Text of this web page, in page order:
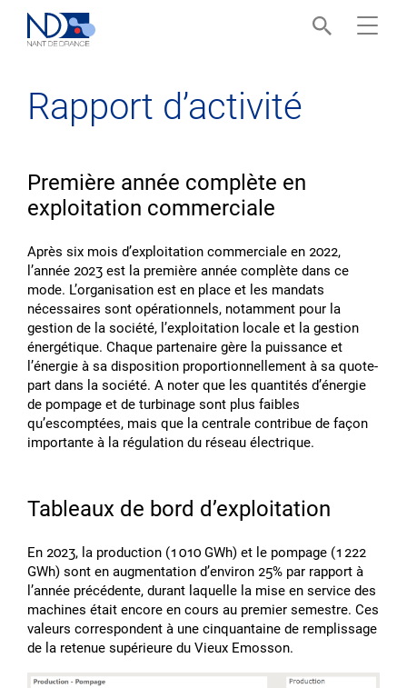
Menu
Rapport dʼactivité
Première année complète en
exploitation commerciale
Après six mois dʼexploitation commerciale en 2022,
lʼannée 2023 est la première année complète dans ce
mode. Lʼorganisation est en place et les mandats
nécessaires sont opérationnels, notamment pour la
gestion de la société, lʼexploitation locale et la gestion
énergétique. Chaque partenaire gère la puissance et
lʼénergie à sa disposition proportionnellement à sa quote-
part dans la société. A noter que les quantités dʼénergie
de pompage et de turbinage sont plus faibles
quʼescomptées, mais que la centrale contribue de façon
importante à la régulation du réseau électrique.
Tableaux de bord dʼexploitation
En 2023, la production (1 010 GWh) et le pompage (1 222
GWh) sont en augmentation dʼenviron 25% par rapport à
lʼannée précédente, durant laquelle la mise en service des
machines était encore en cours au premier semestre. Ces
valeurs correspondent à une cinquantaine de remplissage
de la retenue supérieure du Vieux Emosson.